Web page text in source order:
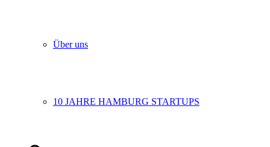
Über uns
10 JAHRE HAMBURG STARTUPS